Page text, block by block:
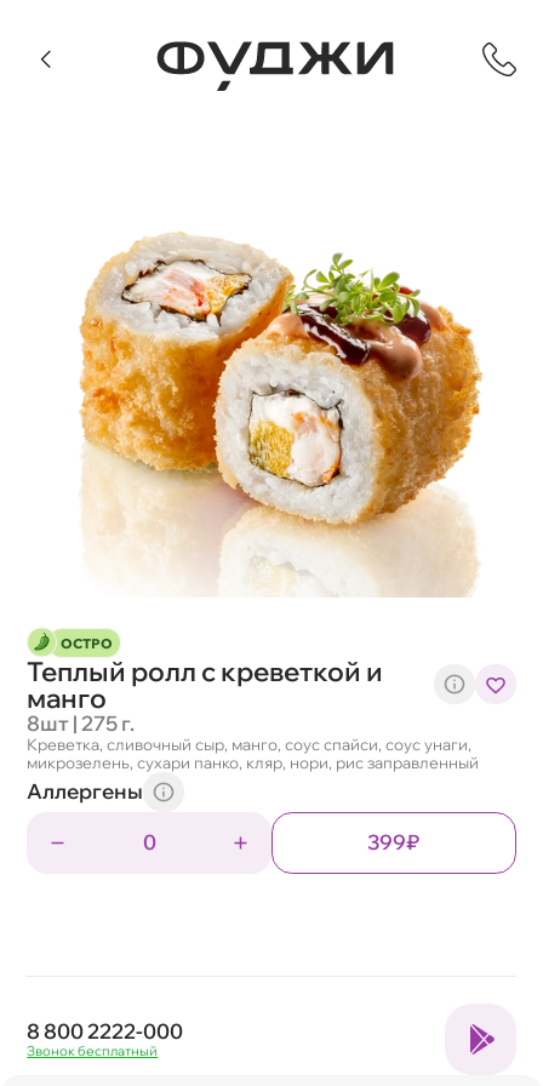
ОСТРО
Теплый ролл с креветкой и
манго
8шт | 275 г.
Креветка, сливочный сыр, манго, соус спайси, соус унаги,
микрозелень, сухари панко, кляр, нори, рис заправленный
Аллергены
0
399₽
8 800 2222-000
Звонок бесплатный